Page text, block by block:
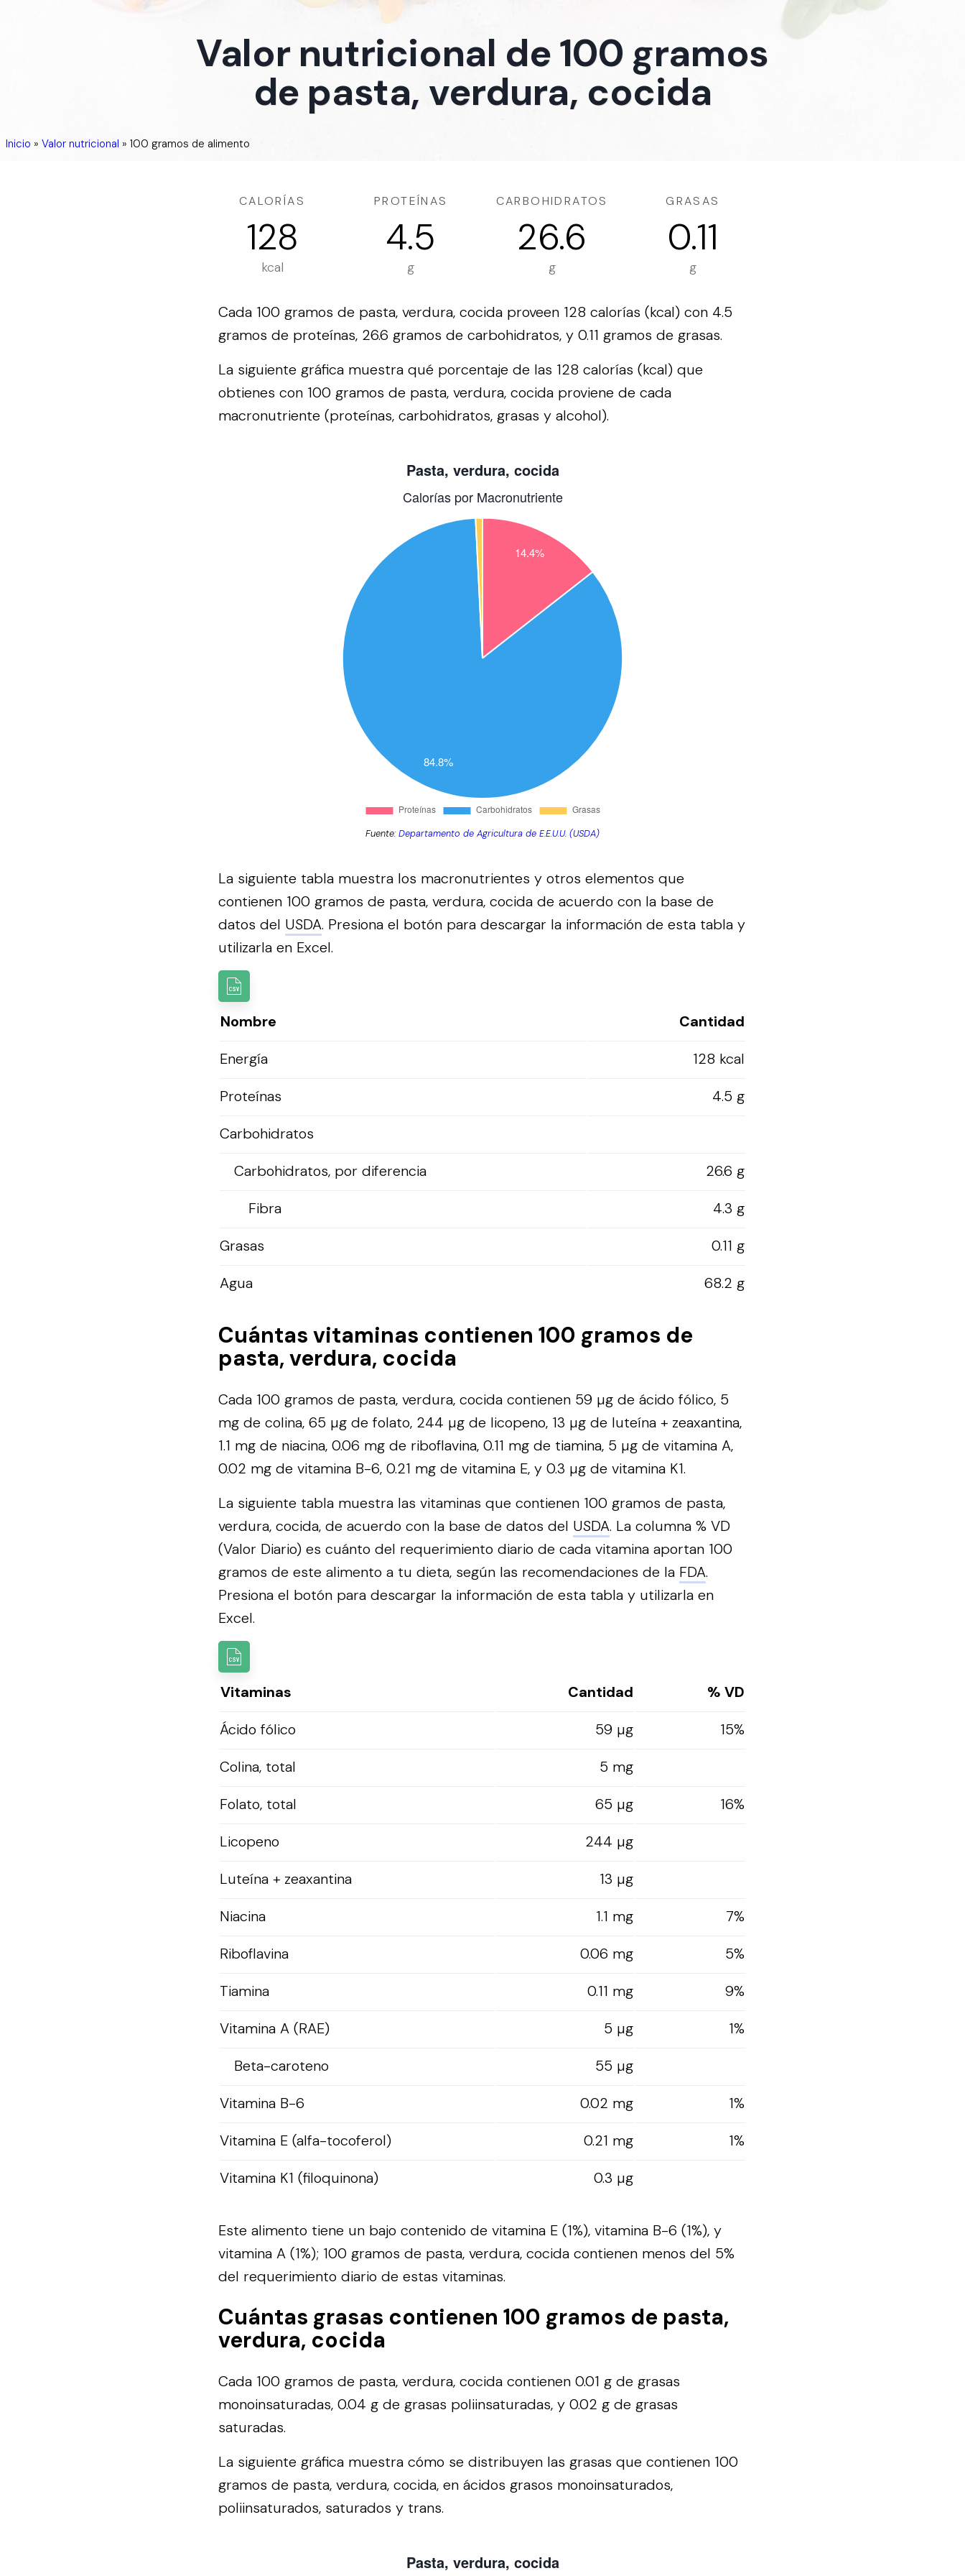
Valor nutricional de 100 gramos
de pasta, verdura, cocida
Inicio » Valor nutricional » 100 gramos de alimento
CALORÍAS
128
kcal
PROTEÍNAS
4.5
g
CARBOHIDRATOS
26.6
g
GRASAS
0.11
g
Cada 100 gramos de pasta, verdura, cocida proveen 128 calorías (kcal) con 4.5
gramos de proteínas, 26.6 gramos de carbohidratos, y 0.11 gramos de grasas.
La siguiente gráfica muestra qué porcentaje de las 128 calorías (kcal) que
obtienes con 100 gramos de pasta, verdura, cocida proviene de cada
macronutriente (proteínas, carbohidratos, grasas y alcohol).
Fuente:Departamento de Agricultura de E.E.U.U. (USDA)
La siguiente tabla muestra los macronutrientes y otros elementos que
contienen 100 gramos de pasta, verdura, cocida de acuerdo con la base de
datos del USDA. Presiona el botón para descargar la información de esta tabla y
utilizarla en Excel.
Nombre
Cantidad
Energía
128 kcal
Proteínas
4.5 g
Carbohidratos
Carbohidratos, por diferencia
26.6 g
Fibra
4.3 g
Grasas
0.11 g
Agua
68.2 g
Cuántas vitaminas contienen 100 gramos de
pasta, verdura, cocida
Cada 100 gramos de pasta, verdura, cocida contienen 59 µg de ácido fólico, 5
mg de colina, 65 µg de folato, 244 µg de licopeno, 13 µg de luteína + zeaxantina,
1.1 mg de niacina, 0.06 mg de riboflavina, 0.11 mg de tiamina, 5 µg de vitamina A,
0.02 mg de vitamina B-6, 0.21 mg de vitamina E, y 0.3 µg de vitamina K1.
La siguiente tabla muestra las vitaminas que contienen 100 gramos de pasta,
verdura, cocida, de acuerdo con la base de datos del USDA. La columna % VD
(Valor Diario) es cuánto del requerimiento diario de cada vitamina aportan 100
gramos de este alimento a tu dieta, según las recomendaciones de la FDA.
Presiona el botón para descargar la información de esta tabla y utilizarla en
Excel.
Vitaminas Cantidad
% VD
Ácido fólico
59 µg
15%
Colina, total
5 mg
Folato, total
65 µg
16%
Licopeno
244 µg
Luteína + zeaxantina
13 µg
Niacina
1.1 mg
7%
Riboflavina
0.06 mg
5%
Tiamina
0.11 mg
9%
Vitamina A (RAE)
5 µg
1%
Beta-caroteno
55 µg
Vitamina B-6
0.02 mg
1%
Vitamina E (alfa-tocoferol)
0.21 mg
1%
Vitamina K1 (filoquinona)
0.3 µg
Este alimento tiene un bajo contenido de vitamina E (1%), vitamina B-6 (1%), y
vitamina A (1%); 100 gramos de pasta, verdura, cocida contienen menos del 5%
del requerimiento diario de estas vitaminas.
Cuántas grasas contienen 100 gramos de pasta,
verdura, cocida
Cada 100 gramos de pasta, verdura, cocida contienen 0.01 g de grasas
monoinsaturadas, 0.04 g de grasas poliinsaturadas, y 0.02 g de grasas
saturadas.
La siguiente gráfica muestra cómo se distribuyen las grasas que contienen 100
gramos de pasta, verdura, cocida, en ácidos grasos monoinsaturados,
poliinsaturados, saturados y trans.